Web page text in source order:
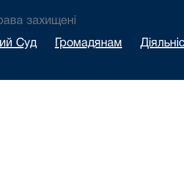
захищені
Суд Громадянам